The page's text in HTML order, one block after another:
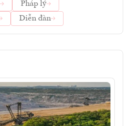
Pháp lý
Diễn đàn